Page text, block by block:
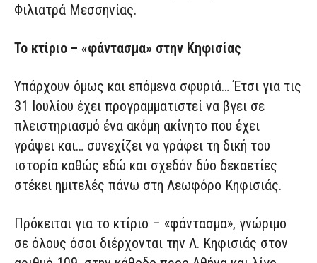
Φιλιατρά Μεσσηνίας.
Το κτίριο – «φάντασμα» στην Κηφισίας
Υπάρχουν όμως και επόμενα σφυριά… Έτσι για τις
31 Ιουλίου έχει προγραμματιστεί να βγει σε
πλειστηριασμό ένα ακόμη ακίνητο που έχει
γράψει και… συνεχίζει να γράφει τη δική του
ιστορία καθώς εδώ και σχεδόν δύο δεκαετίες
στέκει ημιτελές πάνω στη Λεωφόρο Κηφισιάς.
Πρόκειται για το κτίριο – «φάντασμα», γνώριμο
σε όλους όσοι διέρχονται την Λ. Κηφισιάς στον